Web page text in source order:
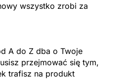
wszystko zrobi za
A do Z dba o Twoje
przejmować się tym,
trafisz na produkt